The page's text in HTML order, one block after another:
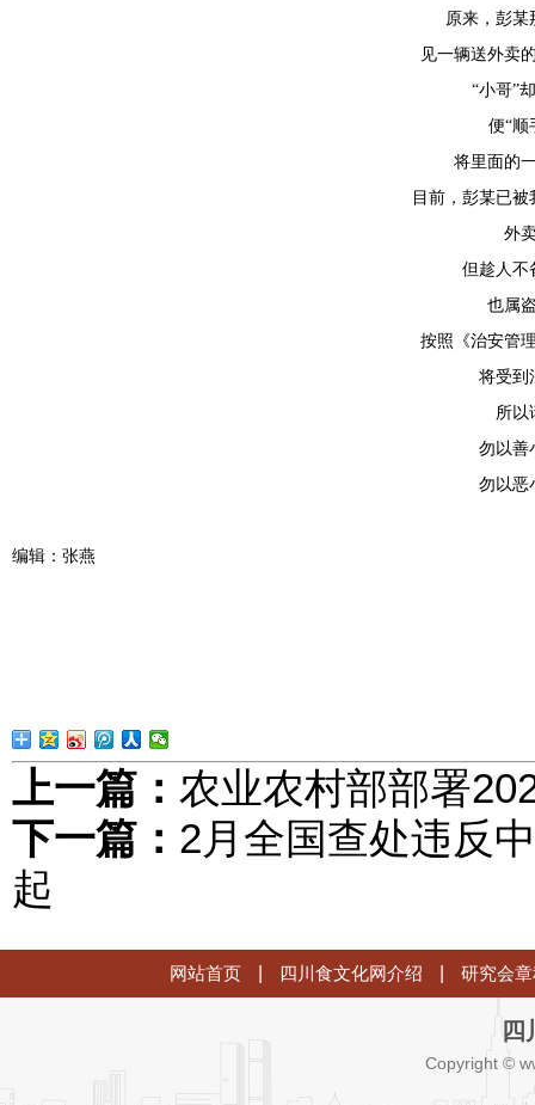
原来，彭某
见一辆送外卖
“小哥”
便“顺
将里面的
目前，彭某已
外
但趁人不
也属
按照《治安管
将受到
所以
勿以善
勿以恶
编辑：张燕
上一篇： 农业农村部部署
下一篇： 2月全国查处违反
起
网站首页 四川食文化网介绍 研究会
Copyright ©